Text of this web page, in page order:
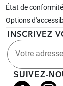
État de
Options
INSCRIVEZ
Votre
SUIVEZ-